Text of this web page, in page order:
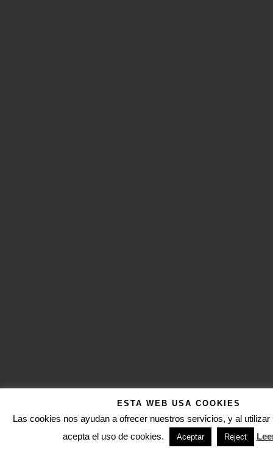
ESTA WEB USA COOKIES
Las cookies nos ayudan a ofrecer nuestros servicios, y al
acepta el uso de cookies.
Aceptar Reject